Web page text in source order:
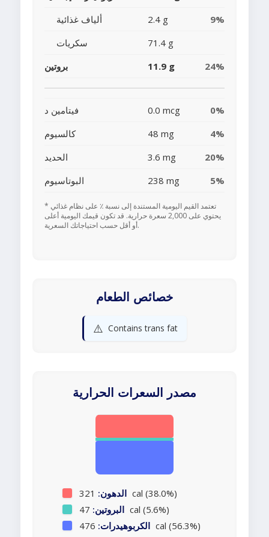
ألياف غذائية
2.4 g
9%
سكريات
71.4 g
بروتين
11.9 g 24%
فيتامين د 0.0 mcg
0%
كالسيوم
48 mg
4%
الحديد
3.6 mg
20%
البوتاسيوم
238 mg 5%
* تعتمد القيم اليومية المستندة إلى نسبة ٪ على نظام غذائي
يحتوي على 2,000 سعرة حرارية. قد تكون قيمك اليومية أعلى
أو أقل حسب احتياجاتك السعرية.
خصائص الطعام
⚠️ Contains trans fat
مصدر السعرات الحرارية
الدهون: 321 cal (38.0%)
البروتين: 47 cal (5.6%)
الكربوهيدرات: 476 cal (56.3%)